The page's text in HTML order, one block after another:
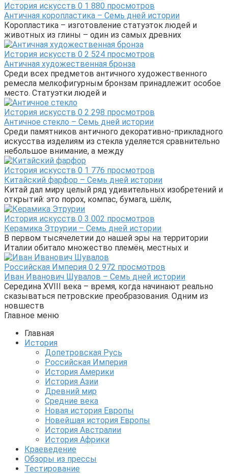
История искусств 0 1 880 просмотров
Античная коропластика – Семь дней истории
Коропластика – изготовление статуэток людей и
животных из глины – один из самых древних
История искусств 0 2 524 просмотров
Античная художественная бронза
Среди всех предметов античного художественного
ремесла мелкофигурным бронзам принадлежит особое
место. Статуэтки людей и
История искусств 0 2 298 просмотров
Античное стекло – Семь дней истории
Среди памятников античного декоративно-прикладного
искусства изделиям из стекла уделяется сравнительно
небольшое внимание, а между
История искусств 0 1 776 просмотров
Китайский фарфор – Семь дней истории
Китай дал миру целый ряд удивительных изобретений и
открытий: это порох, компас, бумага, шёлк,
История искусств 0 3 002 просмотров
Керамика Этрурии – Семь дней истории
В первом тысячелетии до нашей эры на территории
Италии обитало множество племён, местных и
Российская Империя 0 2 972 просмотров
Иван Иванович Шувалов – Семь дней истории
Середина XVIII века – время, когда начинают реально
сказываться петровские преобразования. Одним из
новшеств
Главное меню
Главная
История
Допетровская Русь
Российская Империя
История Америки
История Азии
Древний мир
Средние века
Новая история Европы
Новейшая история Европы
История Австралии
История Африки
Краеведение
Обзоры из прессы
Тестирование